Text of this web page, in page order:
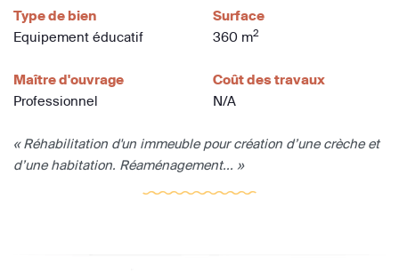
Type de bien
Equipement éducatif
Surface
360 m2
Maître d'ouvrage
Professionnel
Coût des travaux
N/A
« Réhabilitation d'un immeuble pour création d’une crèche et
d’une habitation. Réaménagement... »